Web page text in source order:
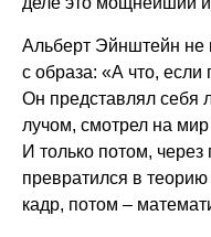
Альберт Эйнштейн не
с образа: «А что, если
Он представлял себя
лучом, смотрел на
И только потом,
превратился в
кадр, потом –